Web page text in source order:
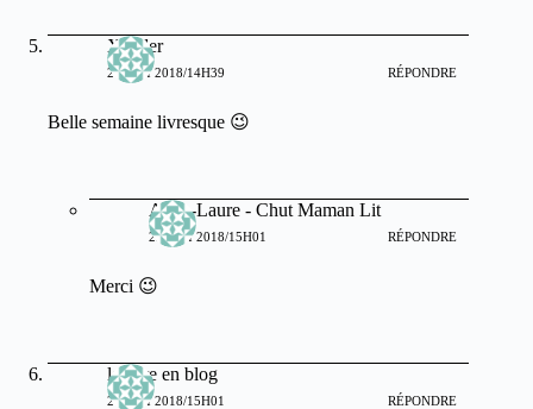
Xander
21 MAI 2018/14H39 RÉPONDRE
Belle semaine livresque 😉
Anne-Laure - Chut Maman Lit
22 MAI 2018/15H01 RÉPONDRE
Merci 😉
lecture en blog
21 MAI 2018/15H01 RÉPONDRE